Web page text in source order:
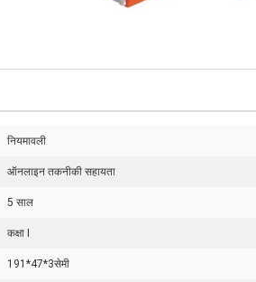
नियमावली
ऑनलाइन तकनीकी सहायता
5 साल
कक्षा I
191*47*3सेमी